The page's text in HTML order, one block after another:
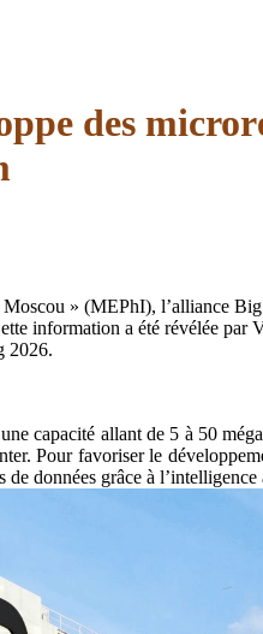
des
» (MEPhI), l’alliance
information a été révélée
2026.
capacité allant de 5 à 50
Pour favoriser le
données grâce à